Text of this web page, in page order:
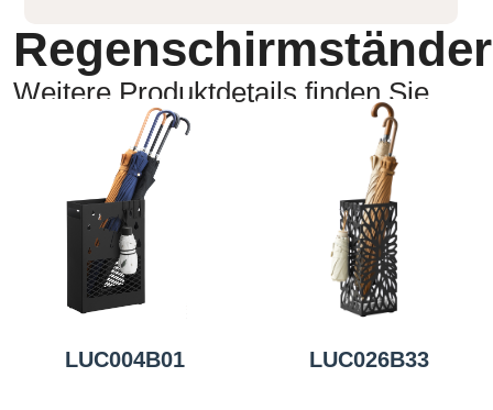
Regenschirmständer
Weitere Produktdetails finden Sie
LUC004B01 LUC026B33